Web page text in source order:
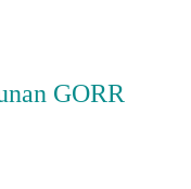
GORR